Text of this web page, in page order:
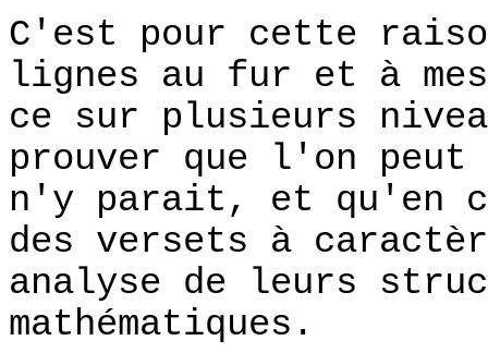
C'est pour cette
lignes au fur et à
ce sur plusieurs
prouver que l'on
n'y parait, et qu'en
des versets à
analyse de leurs
mathématiques.